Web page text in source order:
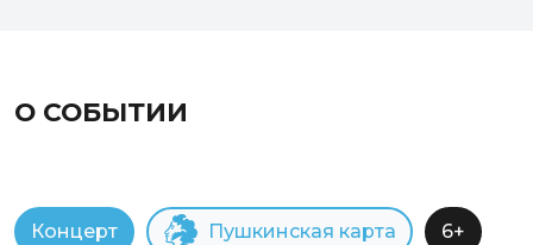
О СОБЫТИИ
Концерт Пушкинская карта 6+